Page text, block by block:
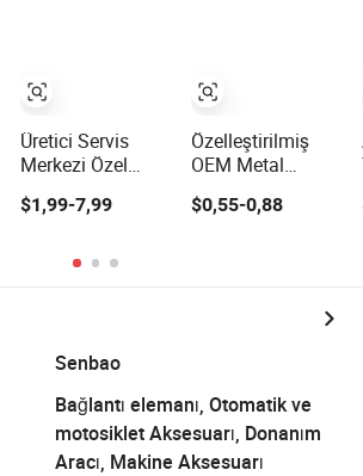
Üretici Servis
Merkezi Özel
Paslanmaz Çelik
Alüminyum
Parçaları CNC
İşleme
$1,99-7,99
Özelleştirilmiş
OEM Metal
İşleme Makinesi
Parçaları
Paslanmaz Çelik
Tornalama
$0,55-0,88
Senbao
Bağlantı elemanı, Otomatik ve
motosiklet Aksesuarı, Donanım
Aracı, Makine Aksesuarı